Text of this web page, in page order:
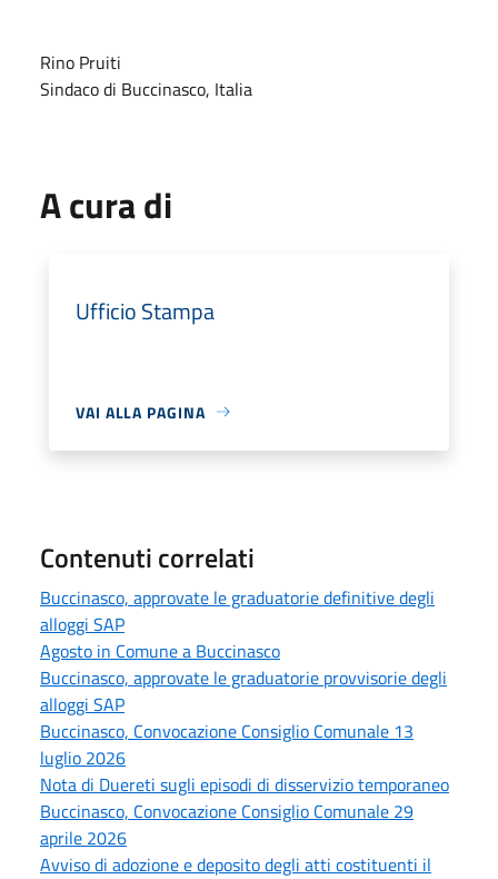
Rino Pruiti
Sindaco di Buccinasco, Italia
A cura di
Ufficio Stampa
VAI ALLA PAGINA
Contenuti correlati
Buccinasco, approvate le graduatorie definitive degli
alloggi SAP
Agosto in Comune a Buccinasco
Buccinasco, approvate le graduatorie provvisorie degli
alloggi SAP
Buccinasco, Convocazione Consiglio Comunale 13
luglio 2026
Nota di Duereti sugli episodi di disservizio temporaneo
Buccinasco, Convocazione Consiglio Comunale 29
aprile 2026
Avviso di adozione e deposito degli atti costituenti il